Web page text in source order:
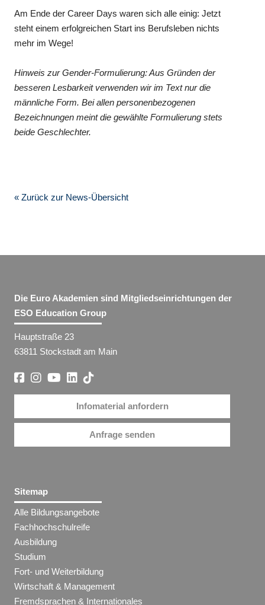
Am Ende der Career Days waren sich alle einig: Jetzt
steht einem erfolgreichen Start ins Berufsleben nichts
mehr im Wege!
Hinweis zur Gender-Formulierung: Aus Gründen der
besseren Lesbarkeit verwenden wir im Text nur die
männliche Form. Bei allen personenbezogenen
Bezeichnungen meint die gewählte Formulierung stets
beide Geschlechter.
« Zurück zur News-Übersicht
Die Euro Akademien sind Mitgliedseinrichtungen der
ESO Education Group
Hauptstraße 23
63811 Stockstadt am Main
Infomaterial anfordern
Anfrage senden
Sitemap
Alle Bildungsangebote
Fachhochschulreife
Ausbildung
Studium
Fort- und Weiterbildung
Wirtschaft & Management
Fremdsprachen & Internationales